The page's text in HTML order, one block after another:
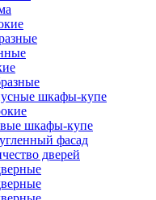
шкафы-купе
шкафы-купе
фасад
дверей